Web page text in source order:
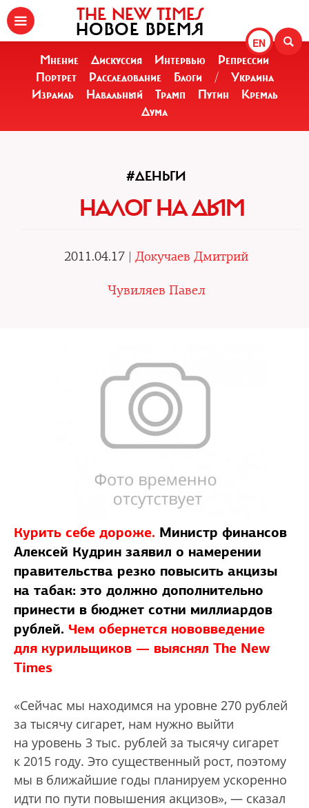
EN
THE NEW TIMES
НОВОЕ ВРЕМЯ
Мнение Дискуссия Интервью
Репрессии
Портрет
Расследование Блоги /
Украина
Израиль
Навальный Трамп Путин
Кремль
Дума
#ДЕНЬГИ
НАЛОГ НА ДЫМ
2011.04.17 | Докучаев Дмитрий
Чувиляев Павел
Курить себе дороже. Министр финансов
Алексей Кудрин заявил о намерении
правительства резко повысить акцизы
на табак: это должно дополнительно
принести в бюджет сотни миллиардов
рублей. Чем обернется нововведение
для курильщиков — выяснял The New
Times
«Сейчас мы находимся на уровне 270 рублей
за тысячу сигарет, нам нужно выйти
на уровень 3 тыс. рублей за тысячу сигарет
к 2015 году. Это существенный рост, поэтому
мы в ближайшие годы планируем ускоренно
идти по пути повышения акцизов», — сказал